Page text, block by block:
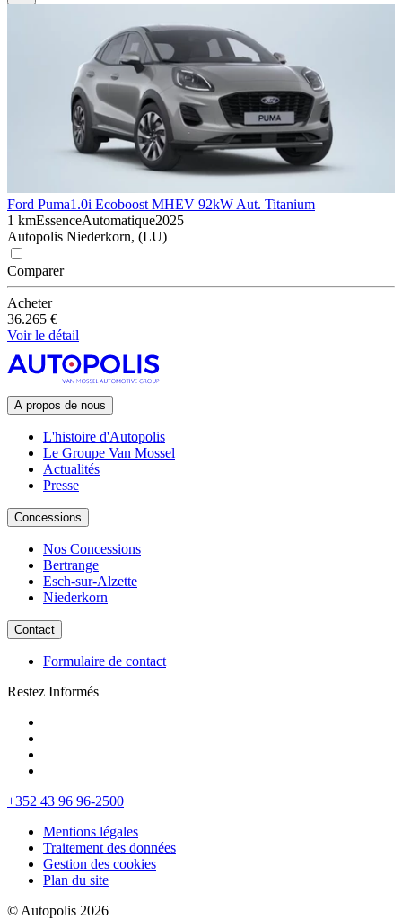
Ford Puma1.0i Ecoboost MHEV 92kW Aut. Titanium
1 kmEssenceAutomatique2025
Autopolis Niederkorn, (LU)
Comparer
Acheter
36.265 €
Voir le détail
A propos de nous
L'histoire d'Autopolis
Le Groupe Van Mossel
Actualités
Presse
Concessions
Nos Concessions
Bertrange
Esch-sur-Alzette
Niederkorn
Contact
Formulaire de contact
Restez Informés
+352 43 96 96-2500
Mentions légales
Traitement des données
Gestion des cookies
Plan du site
© Autopolis 2026